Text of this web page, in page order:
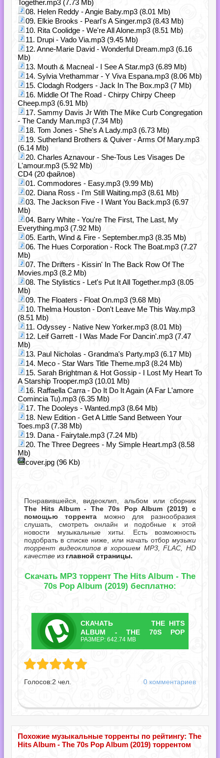
Together.mp3 (7.73 Mb)
08. Helen Reddy - Angie Baby.mp3 (8.01 Mb)
09. Elkie Brooks - Pearl's A Singer.mp3 (8.43 Mb)
10. Rita Coolidge - We're All Alone.mp3 (8.51 Mb)
11. Drupi - Vado Via.mp3 (9.45 Mb)
12. Anne-Marie David - Wonderful Dream.mp3 (6.16
Mb)
13. Mouth & Macneal - I See A Star.mp3 (6.89 Mb)
14. Sylvia Vrethammar - Y Viva Espana.mp3 (8.06 Mb)
15. Clodagh Rodgers - Jack In The Box.mp3 (7 Mb)
16. Middle Of The Road - Chirpy Chirpy Cheep
Cheep.mp3 (6.91 Mb)
17. Sammy Davis Jr With The Mike Curb Congregation
- The Candy Man.mp3 (7.34 Mb)
18. Tom Jones - She's A Lady.mp3 (6.73 Mb)
19. Sutherland Brothers & Quiver - Arms Of Mary.mp3
(6.14 Mb)
20. Charles Aznavour - She-Tous Les Visages De
L'amour.mp3 (5.92 Mb)
CD4 (20 файлов)
01. Commodores - Easy.mp3 (9.99 Mb)
02. Diana Ross - I'm Still Waiting.mp3 (8.61 Mb)
03. The Jackson Five - I Want You Back.mp3 (6.97
Mb)
04. Barry White - You're The First, The Last, My
Everything.mp3 (7.92 Mb)
05. Earth, Wind & Fire - September.mp3 (8.35 Mb)
06. The Hues Corporation - Rock The Boat.mp3 (7.27
Mb)
07. The Drifters - Kissin' In The Back Row Of The
Movies.mp3 (8.2 Mb)
08. The Stylistics - Let's Put It All Together.mp3 (8.05
Mb)
09. The Floaters - Float On.mp3 (9.68 Mb)
10. Thelma Houston - Don't Leave Me This Way.mp3
(8.51 Mb)
11. Odyssey - Native New Yorker.mp3 (8.01 Mb)
12. Leif Garrett - I Was Made For Dancin'.mp3 (7.47
Mb)
13. Paul Nicholas - Grandma's Party.mp3 (6.17 Mb)
14. Meco - Star Wars Title Theme.mp3 (8.24 Mb)
15. Sarah Brightman & Hot Gossip - I Lost My Heart To
A Starship Trooper.mp3 (10.01 Mb)
16. Raffaella Carra - Do It Do It Again (A Far L'amore
Comincia Tu).mp3 (6.35 Mb)
17. The Dooleys - Wanted.mp3 (8.64 Mb)
18. New Edition - Get A Little Sand Between Your
Toes.mp3 (7.38 Mb)
19. Dana - Fairytale.mp3 (7.24 Mb)
20. The Three Degrees - My Simple Heart.mp3 (8.58
Mb)
cover.jpg (96 Kb)
Понравившейся, видеоклип, альбом или сборник
The Hits Album - The 70s Pop Album (2019) с
помощью торрента можно для разнообразия
слушать, смотреть онлайн и подобные к этой
новости музыкальные хиты. Есть возможность
подобрать в списке ниже, или начать отбор музыки
торрент видеоклипов в хорошем MP3, FLAC, HD
качестве из главной страницы.
Скачать MP3 торрент The Hits Album - The
70s Pop Album (2019) бесплатно:
СКАЧАТЬ
ТОРРЕНТ
THE HITS
ALBUM - THE 70S POP
ALBUM.TORRENT
РАЗМЕР: 642.74 MB
- The 70s Pop Album.torrent
Голосов:2 чел. 0 комментариев
Похожие музыкальные торренты по рейтингу: The
Hits Album - The 70s Pop Album (2019) торрентом